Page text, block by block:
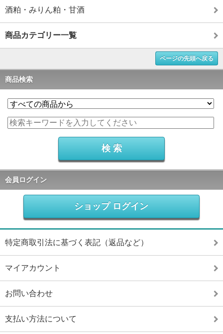
酒粕・みりん粕・甘酒
商品カテゴリー一覧
ページの先頭へ戻る
商品検索
会員ログイン
ショップ ログイン
特定商取引法に基づく表記（返品など）
マイアカウント
お問い合わせ
支払い方法について